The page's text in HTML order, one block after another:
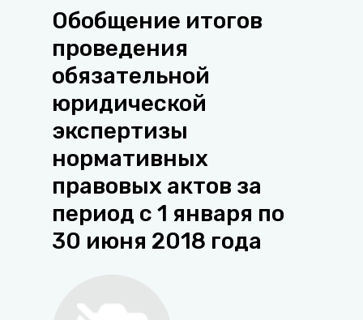
Обобщение итогов
проведения
обязательной
юридической
экспертизы
нормативных
правовых актов за
период с 1 января по
30 июня 2018 года